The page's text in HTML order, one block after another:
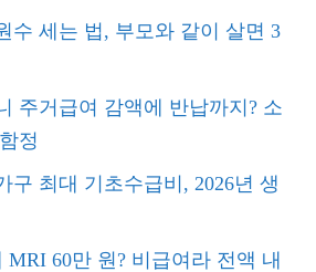
수 세는 법, 부모와 같이 살면 3
주거급여 감액에 반납까지? 소
정
구 최대 기초수급비, 2026년 생
MRI 60만 원? 비급여라 전액 내